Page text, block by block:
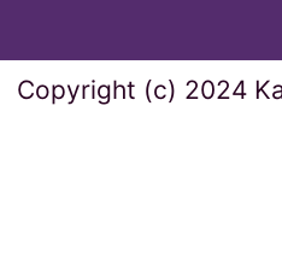
Copyright (c) 2024